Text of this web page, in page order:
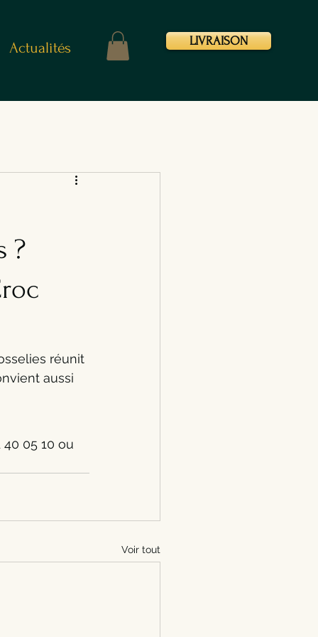
Actualités LIVRAISON
?
réunit
aussi
05 10 ou
Voir tout